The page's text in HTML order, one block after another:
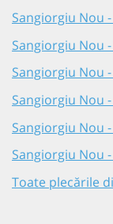
Sangiorgiu Nou
Sangiorgiu Nou
Sangiorgiu Nou
Sangiorgiu Nou
Sangiorgiu Nou
Sangiorgiu Nou
Toate plecările